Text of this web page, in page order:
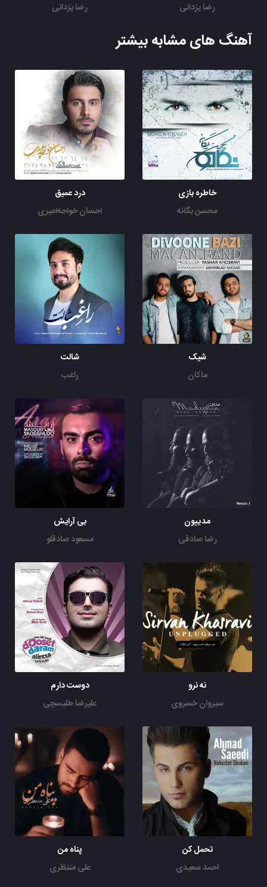
رضا یزدانی
رضا یزدانی
آهنگ های مشابه بیشتر
خاطره بازی
محسن یگانه
درد عمیق
احسان خواجه‌امیری
شیک
ماکان
شالت
راغب
مدییون
رضا صادقی
بی آرایش
مسعود صادقلو
نه نرو
سیروان خسروی
دوست دارم
علیرضا طلیسچی
تحمل کن
احمد سعیدی
پناه من
علی منتظری